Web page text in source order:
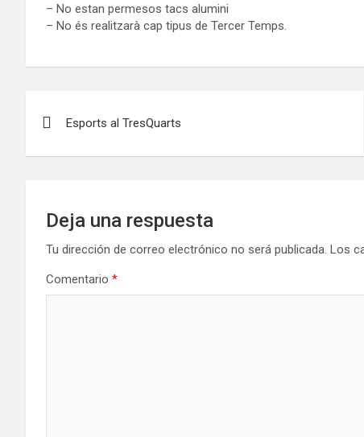
– No estan permesos tacs alumini
– No és realitzarà cap tipus de Tercer Temps.
Esports al TresQuarts
Deja una respuesta
Tu dirección de correo electrónico no será publicada. Los
Comentario *